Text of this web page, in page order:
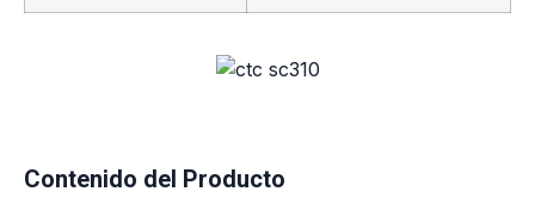
Contenido del Producto